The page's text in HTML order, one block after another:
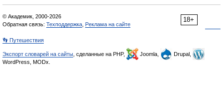
18+
© Академик, 2000-2026
Обратная связь: Техподдержка Реклама на сайте
👣 Путешествия
Экспорт словарей на сайты , сделанные на PHP, Joomla,
Drupal,
WordPress, MODx.